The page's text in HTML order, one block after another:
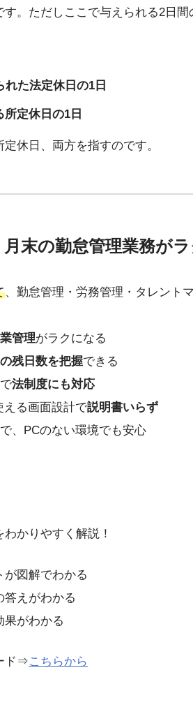
。ただしここで与えられる2日
た法定休日の1日
定休日の1日
休日、両方を指すのです。
月末の勤怠管理業務がラ
、勤怠管理・労務管理・タレント
管理がラクになる
残日数を把握できる
法制度にも対応
える画面設計で説明書いらず
、PCのない環境でも安心
かりやすく解説！
が図解でわかる
答えがわかる
果がわかる
ド⇒こちらから